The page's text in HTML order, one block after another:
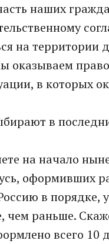
наших
на территории
оказываем
в которых
в
на начало
оформивших
в порядке,
чем раньше.
всего